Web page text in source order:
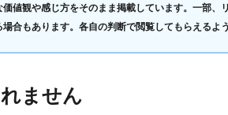
値観や感じ方をそのまま掲載しています。一部、
合もあります。各自の判断で閲覧してもらえるよ
ません